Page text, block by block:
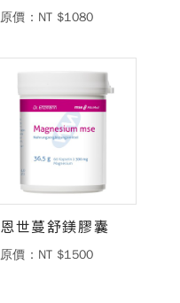
原價：NT $1080
恩世蔓舒鎂膠囊
原價：NT $1500